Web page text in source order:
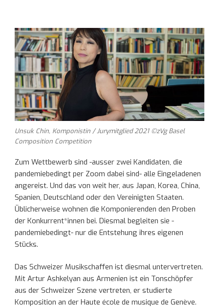
Unsuk Chin, Komponistin / Jurymitglied 2021 ©zVg Basel
Composition Competition
Zum Wettbewerb sind -ausser zwei Kandidaten, die
pandemiebedingt per Zoom dabei sind- alle Eingeladenen
angereist. Und das von weit her, aus Japan, Korea, China,
Spanien, Deutschland oder den Vereinigten Staaten.
Üblicherweise wohnen die Komponierenden den Proben
der Konkurrent*innen bei. Diesmal begleiten sie -
pandemiebedingt- nur die Entstehung ihres eigenen
Stücks.
Das Schweizer Musikschaffen ist diesmal untervertreten.
Mit Artur Ashkelyan aus Armenien ist ein Tonschöpfer
aus der Schweizer Szene vertreten, er studierte
Komposition an der Haute école de musique de Genève.